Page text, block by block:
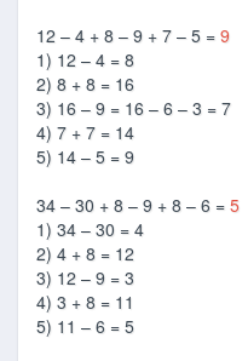
12 – 4 + 8 – 9 + 7 – 5 = 9
1) 12 – 4 = 8
2) 8 + 8 = 16
3) 16 – 9 = 16 – 6 – 3 = 7
4) 7 + 7 = 14
5) 14 – 5 = 9
34 – 30 + 8 – 9 + 8 – 6 = 5
1) 34 – 30 = 4
2) 4 + 8 = 12
3) 12 – 9 = 3
4) 3 + 8 = 11
5) 11 – 6 = 5